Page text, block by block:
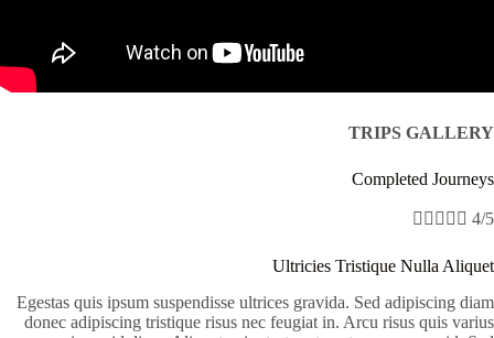
TRIPS GALLERY
Completed Journeys
     4/5
Ultricies Tristique Nulla Aliquet
Egestas quis ipsum suspendisse ultrices gravida. Sed adipiscing diam
donec adipiscing tristique risus nec feugiat in. Arcu risus quis varius